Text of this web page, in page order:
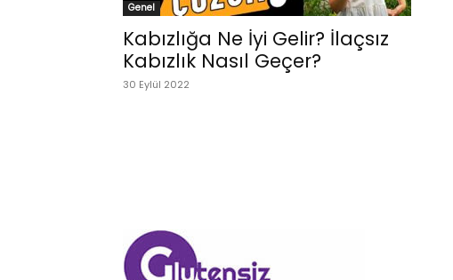
Genel
Kabızlığa Ne İyi Gelir? İlaçsız
Kabızlık Nasıl Geçer?
30 Eylül 2022